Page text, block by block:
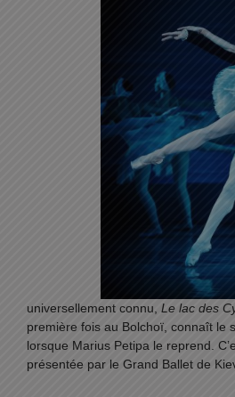
universellement connu, Le lac des
première fois au Bolchoï, connaît le
lorsque Marius Petipa le reprend.
présentée par le Grand Ballet de